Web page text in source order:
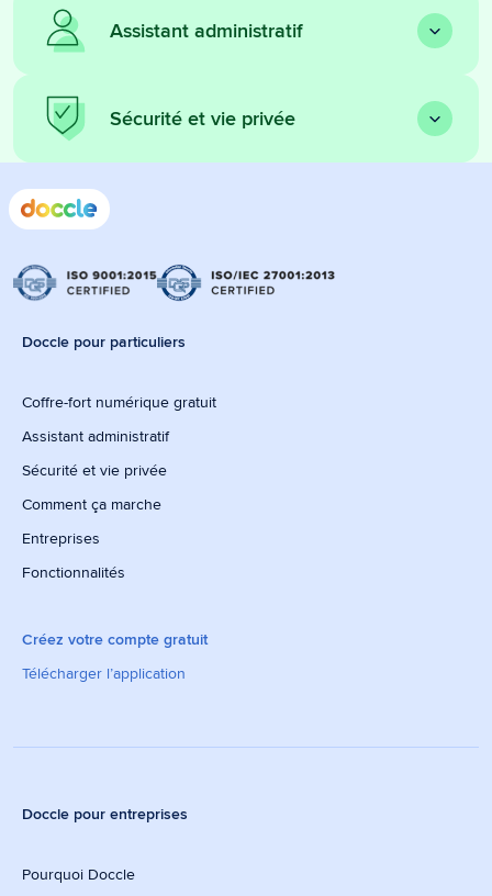
Assistant administratif
Sécurité et vie privée
Doccle pour particuliers
Coffre-fort numérique gratuit
Assistant administratif
Sécurité et vie privée
Comment ça marche
Entreprises
Fonctionnalités
Créez votre compte gratuit
Télécharger l’application
Doccle pour entreprises
Pourquoi Doccle